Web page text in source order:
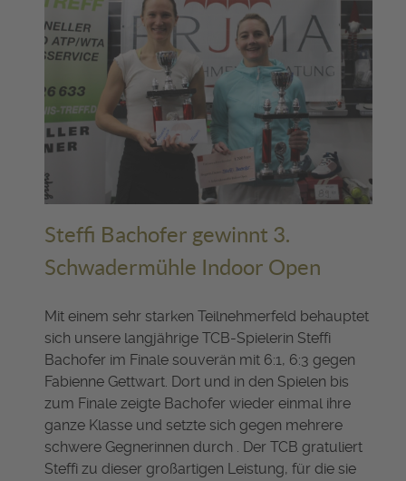
Steffi Bachofer gewinnt 3.
Schwadermühle Indoor Open
Mit einem sehr starken Teilnehmerfeld behauptet
sich unsere langjährige TCB-Spielerin Steffi
Bachofer im Finale souverän mit 6:1, 6:3 gegen
Fabienne Gettwart. Dort und in den Spielen bis
zum Finale zeigte Bachofer wieder einmal ihre
ganze Klasse und setzte sich gegen mehrere
schwere Gegnerinnen durch . Der TCB gratuliert
Steffi zu dieser großartigen Leistung, für die sie